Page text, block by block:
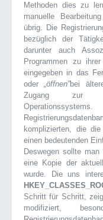
Methoden dies zu
manuelle
übrig. Die
bezüglich der
darunter auch
Programmen zu
eingegeben in das
oder„öffnen”bei
Zugang zur
komplizierten, die
einen bedeutenden
Deswegen sollte
eine Kopie der
wurde. Die uns
Schritt für Schritt,
modifiziert,